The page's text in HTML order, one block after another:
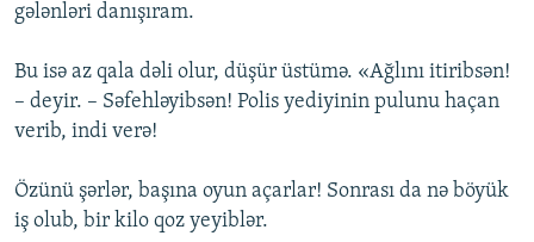
gələnləri danışıram.
Bu isə az qala dəli olur, düşür üstümə. «Ağlını itiribsən!
– deyir. – Səfehləyibsən! Polis yediyinin pulunu haçan
verib, indi verə!
Özünü şərlər, başına oyun açarlar! Sonrası da nə böyük
iş olub, bir kilo qoz yeyiblər.